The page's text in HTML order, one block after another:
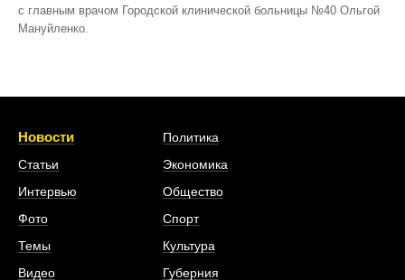
с главным врачом Городской клинической больницы №40 Ольгой
Мануйленко.
Новости
Статьи
Интервью
Фото
Темы
Видео
Политика
Экономика
Общество
Спорт
Культура
Губерния